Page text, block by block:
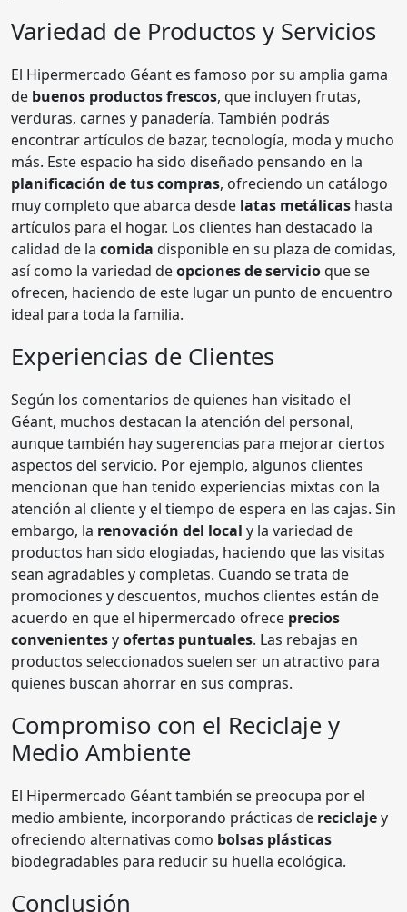
Variedad de Productos y Servicios
El Hipermercado Géant es famoso por su amplia gama
de buenos productos frescos, que incluyen frutas,
verduras, carnes y panadería. También podrás
encontrar artículos de bazar, tecnología, moda y mucho
más. Este espacio ha sido diseñado pensando en la
planificación de tus compras, ofreciendo un catálogo
muy completo que abarca desde latas metálicas hasta
artículos para el hogar. Los clientes han destacado la
calidad de la comida disponible en su plaza de comidas,
así como la variedad deopciones de servicioque se
ofrecen, haciendo de este lugar un punto de encuentro
ideal para toda la familia.
Experiencias de Clientes
Según los comentarios de quienes han visitado el
Géant, muchos destacan la atención del personal,
aunque también hay sugerencias para mejorar ciertos
aspectos del servicio. Por ejemplo, algunos clientes
mencionan que han tenido experiencias mixtas con la
atención al cliente y el tiempo de espera en las cajas. Sin
embargo, la renovación del local y la variedad de
productos han sido elogiadas, haciendo que las visitas
sean agradables y completas. Cuando se trata de
promociones y descuentos, muchos clientes están de
acuerdo en que el hipermercado ofrece precios
convenientesyofertas puntuales. Las rebajas en
productos seleccionados suelen ser un atractivo para
quienes buscan ahorrar en sus compras.
Compromiso con el Reciclaje y
Medio Ambiente
El Hipermercado Géant también se preocupa por el
medio ambiente, incorporando prácticas de reciclajey
ofreciendo alternativas como bolsas plásticas
biodegradables para reducir su huella ecológica.
Conclusión